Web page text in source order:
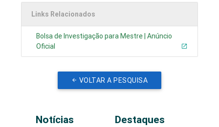
Links Relacionados
Bolsa de Investigação para Mestre | Anúncio
Oficial
VOLTAR A PESQUISA
Notícias Destaques